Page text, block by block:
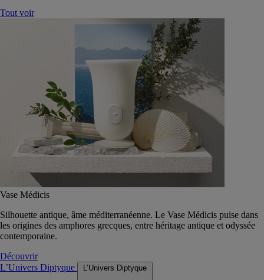
Tout voir
Vase Médicis
Silhouette antique, âme méditerranéenne. Le Vase Médicis puise dans
les origines des amphores grecques, entre héritage antique et odyssée
contemporaine.
Découvrir
L’Univers Diptyque
L’Univers Diptyque